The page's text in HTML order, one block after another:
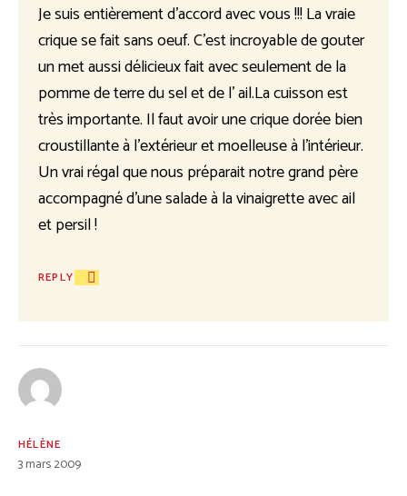
Je suis entièrement d’accord avec vous !!! La vraie
crique se fait sans oeuf. C’est incroyable de gouter
un met aussi délicieux fait avec seulement de la
pomme de terre du sel et de l’ ail.La cuisson est
très importante. Il faut avoir une crique dorée bien
croustillante à l’extérieur et moelleuse à l’intérieur.
Un vrai régal que nous préparait notre grand père
accompagné d’une salade à la vinaigrette avec ail
et persil !
REPLY
HÉLÈNE
3 mars 2009